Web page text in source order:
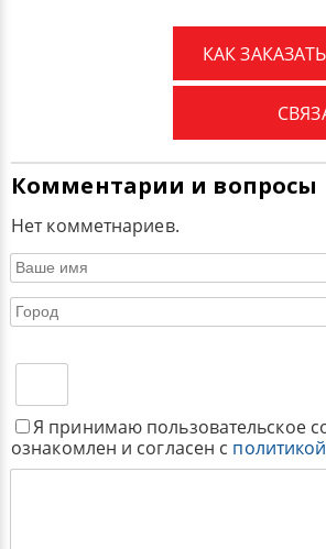
КАК
Комментарии и вопросы
Нет комметнариев.
Я принимаю пользовательское
ознакомлен и согласен с